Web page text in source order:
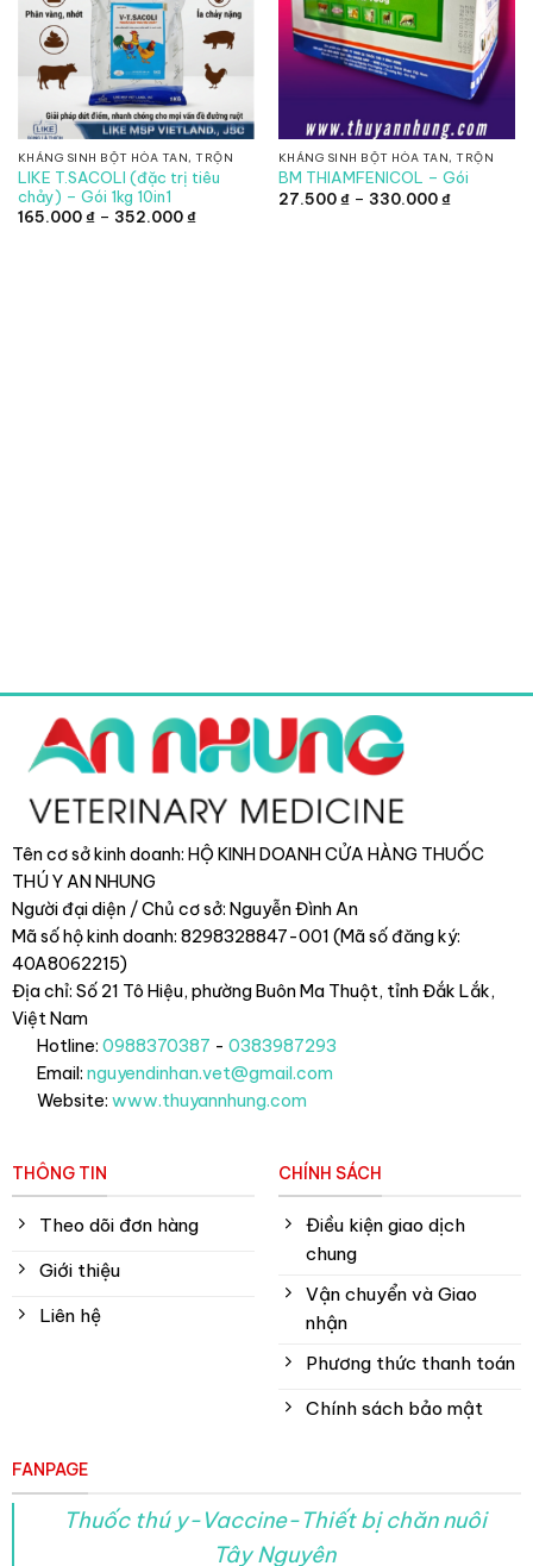
KHÁNG SINH BỘT HÒA TAN, TRỘN
LIKE T.SACOLI (đặc trị tiêu
chảy) – Gói 1kg 10in1
165.000₫ – 352.000₫Khoảng
KHÁNG SINH BỘT HÒA TAN, TRỘN
BM THIAMFENICOL – Gói
27.500₫ – 330.000₫Khoảng
Tên cơ sở kinh doanh: HỘ KINH DOANH CỬA HÀNG THUỐC
THÚ Y AN NHUNG
Người đại diện / Chủ cơ sở: Nguyễn Đình An
Mã số hộ kinh doanh: 8298328847-001 (Mã số đăng ký:
40A8062215)
Địa chỉ: Số 21 Tô Hiệu, phường Buôn Ma Thuột, tỉnh Đắk Lắk,
Việt Nam
Hotline: 0988370387 - 0383987293
Email: nguyendinhan.vet@gmail.com
Website: www.thuyannhung.com
THÔNG TIN
Theo dõi đơn hàng
Giới thiệu
Liên hệ
CHÍNH SÁCH
Điều kiện giao dịch
chung
Vận chuyển và Giao
nhận
Phương thức thanh toán
Chính sách bảo mật
FANPAGE
Thuốc thú y-Vaccine-Thiết bị chăn nuôi
Tây Nguyên